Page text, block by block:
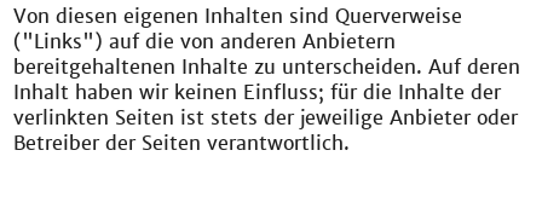
Von diesen eigenen Inhalten sind Querverweise
("Links") auf die von anderen Anbietern
bereitgehaltenen Inhalte zu unterscheiden. Auf deren
Inhalt haben wir keinen Einfluss; für die Inhalte der
verlinkten Seiten ist stets der jeweilige Anbieter oder
Betreiber der Seiten verantwortlich.